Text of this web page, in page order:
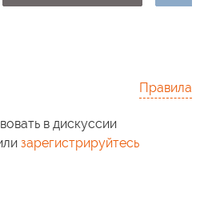
Правила
в дискуссии
зарегистрируйтесь